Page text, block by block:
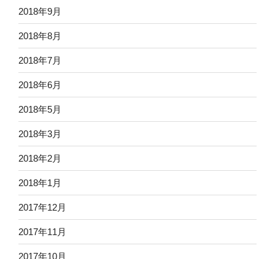
2018年9月
2018年8月
2018年7月
2018年6月
2018年5月
2018年3月
2018年2月
2018年1月
2017年12月
2017年11月
2017年10月